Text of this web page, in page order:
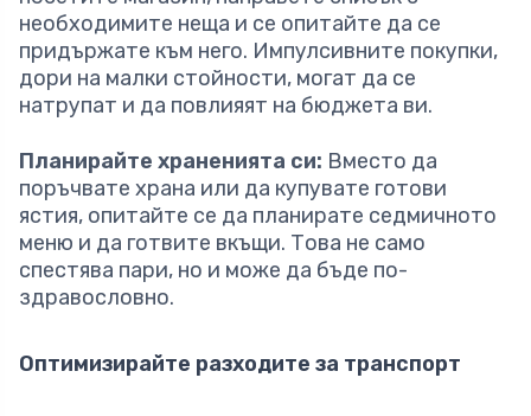
необходимите неща и се опитайте да се
придържате към него. Импулсивните покупки,
дори на малки стойности, могат да се
натрупат и да повлияят на бюджета ви.
Планирайте храненията си: Вместо да
поръчвате храна или да купувате готови
ястия, опитайте се да планирате седмичното
меню и да готвите вкъщи. Това не само
спестява пари, но и може да бъде по-
здравословно.
Оптимизирайте разходите за транспорт